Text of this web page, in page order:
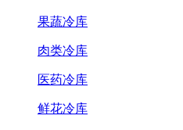
果蔬冷库
肉类冷库
医药冷库
鲜花冷库